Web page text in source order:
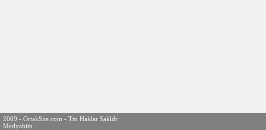
2009 - OrtakSite.com - Tm Haklar Sakldr
Medyabim